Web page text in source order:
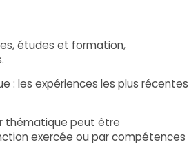
études et formation,
: les expériences les plus récentes
thématique peut être
exercée ou par compétences